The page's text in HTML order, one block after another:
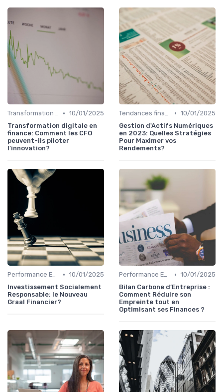
Transformation de la fonction finance • 10/01/2025
Transformation digitale en
finance: Comment les CFO
peuvent-ils piloter
l'innovation?
Tendances finance d’entreprise • 10/01/2025
Gestion d'Actifs Numériques
en 2023: Quelles Stratégies
Pour Maximer vos
Rendements?
Performance ESG & finance durable • 10/01/2025
Investissement Socialement
Responsable: le Nouveau
Graal Financier?
Performance ESG & finance durable • 10/01/2025
Bilan Carbone d’Entreprise :
Comment Réduire son
Empreinte tout en
Optimisant ses Finances ?